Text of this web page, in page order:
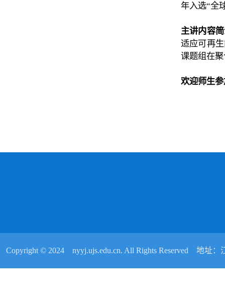
年入选“全
主讲内容
适应可再
课题组在
欢迎师生
Copyright © 2024 nyyj.ujs.edu.cn. All Rights Reserved 地址